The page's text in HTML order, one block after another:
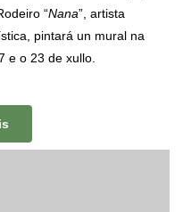
“Nana”, artista
pintará un mural na
e o 23 de xullo.